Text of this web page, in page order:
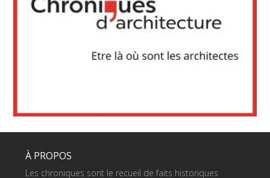
À PROPOS
Les chroniques sont le recueil de faits historiques